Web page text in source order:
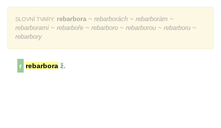
SLOVNÍ TVARY: rebarbora ~ rebarborách ~ rebarborám ~
rebarborami ~ rebarboře ~ rebarboro ~ rebarborou ~ rebarboru ~
rebarbory
r rebarbora ž.